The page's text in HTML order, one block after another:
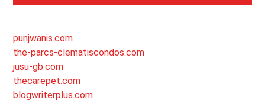
punjwanis.com
the-parcs-clematiscondos.com
jusu-gb.com
thecarepet.com
blogwriterplus.com